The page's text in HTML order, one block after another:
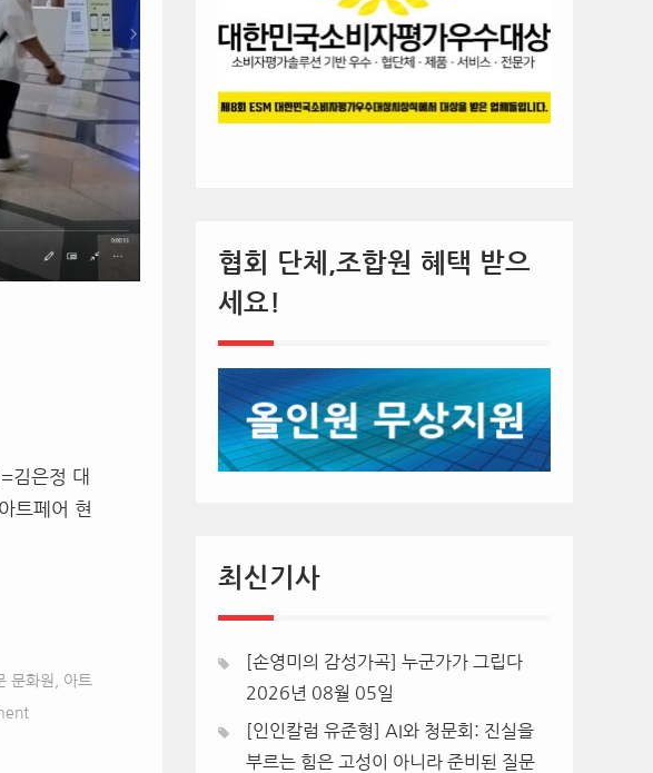
김은정 대
트페어 현
문화원 아트
협회 단체,조합원 혜택 받으
세요!
최신기사
[손영미의 감성가곡] 누군가가 그립다
2026년 08월 05일
[인인칼럼 유준형] AI와 청문회: 진실을
부르는 힘은 고성이 아니라 준비된 질문